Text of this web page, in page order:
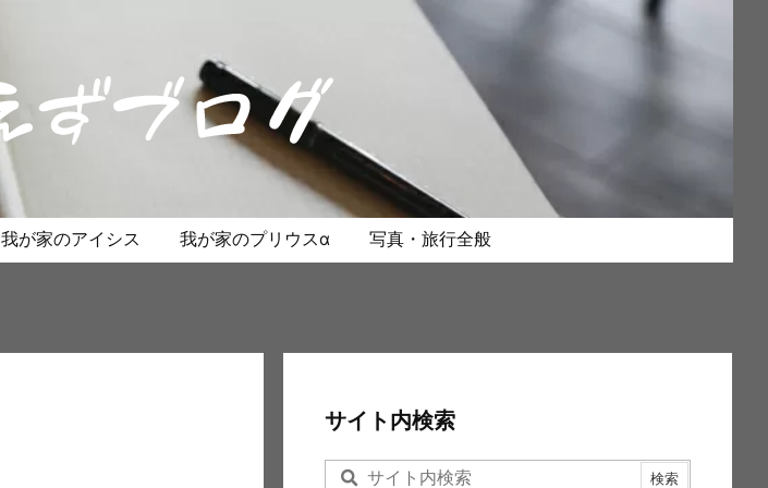
我が家のアイシス 我が家のプリウスα 写真・旅行全般
サイト内検索